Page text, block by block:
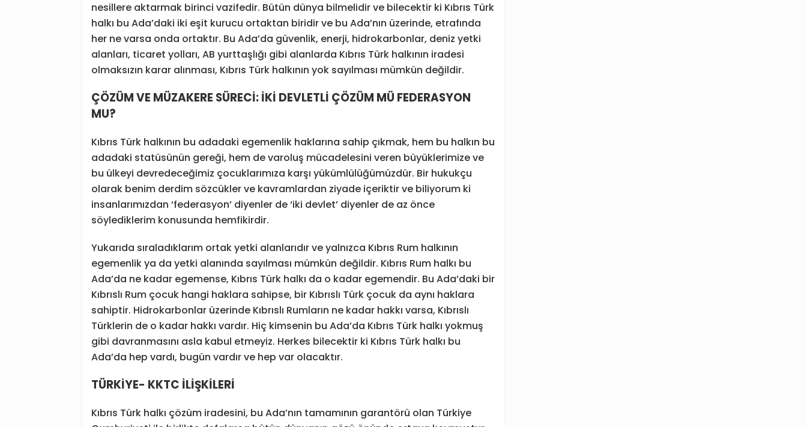
nesillere aktarmak birinci vazifedir. Bütün dünya bilmelidir ve bilecektir ki Kıbrıs Türk
halkı bu Ada’daki iki eşit kurucu ortaktan biridir ve bu Ada’nın üzerinde, etrafında
her ne varsa onda ortaktır. Bu Ada’da güvenlik, enerji, hidrokarbonlar, deniz yetki
alanları, ticaret yolları, AB yurttaşlığı gibi alanlarda Kıbrıs Türk halkının iradesi
olmaksızın karar alınması, Kıbrıs Türk halkının yok sayılması mümkün değildir.
ÇÖZÜM VE MÜZAKERE SÜRECİ: İKİ DEVLETLİ ÇÖZÜM MÜ FEDERASYON
MU?
Kıbrıs Türk halkının bu adadaki egemenlik haklarına sahip çıkmak, hem bu halkın bu
adadaki statüsünün gereği, hem de varoluş mücadelesini veren büyüklerimize ve
bu ülkeyi devredeceğimiz çocuklarımıza karşı yükümlülüğümüzdür. Bir hukukçu
olarak benim derdim sözcükler ve kavramlardan ziyade içeriktir ve biliyorum ki
insanlarımızdan ‘federasyon’ diyenler de ‘iki devlet’ diyenler de az önce
söylediklerim konusunda hemfikirdir.
Yukarıda sıraladıklarım ortak yetki alanlarıdır ve yalnızca Kıbrıs Rum halkının
egemenlik ya da yetki alanında sayılması mümkün değildir. Kıbrıs Rum halkı bu
Ada’da ne kadar egemense, Kıbrıs Türk halkı da o kadar egemendir. Bu Ada’daki bir
Kıbrıslı Rum çocuk hangi haklara sahipse, bir Kıbrıslı Türk çocuk da aynı haklara
sahiptir. Hidrokarbonlar üzerinde Kıbrıslı Rumların ne kadar hakkı varsa, Kıbrıslı
Türklerin de o kadar hakkı vardır. Hiç kimsenin bu Ada’da Kıbrıs Türk halkı yokmuş
gibi davranmasını asla kabul etmeyiz. Herkes bilecektir ki Kıbrıs Türk halkı bu
Ada’da hep vardı, bugün vardır ve hep var olacaktır.
TÜRKİYE- KKTC İLİŞKİLERİ
Kıbrıs Türk halkı çözüm iradesini, bu Ada’nın tamamının garantörü olan Türkiye